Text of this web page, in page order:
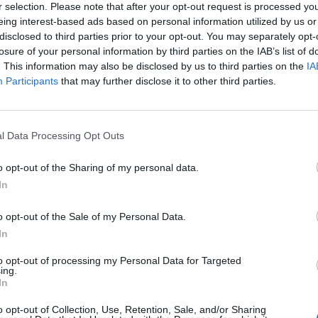
selection. Please note that after your opt-out request is processed
interest-based ads based on personal information utilized by us
to third parties prior to your opt-out. You may separately
of your personal information by third parties on the IAB’s list of
This information may also be disclosed by us to third parties on the
Participants that may further disclose it to other third parties.
Data Processing Opt Outs
opt-out of the Sharing of my personal data.
opt-out of the Sale of my Personal Data.
opt-out of processing my Personal Data for Targeted
opt-out of Collection, Use, Retention, Sale, and/or Sharing
(Outlook, Teams, OneDrive κ.λπ.)
Υποστήριξη και διαχείριση ιστοσελίδων σε
Καθημερινή διαχείριση social media και τακτική
την προβολή των εκπαιδευτικών δράσεων των
Απαραίτητα Προσόντα
Πτυχίο Πληροφορικής τριτοβάθμιας εκπαίδευσης
Καλή γνώση Microsoft 365
Βασικές γνώσεις δικτύων (TCP/IP, DNS, DHCP)
Εξοικείωση με εργαλεία Digital Marketing (Google
Επιθυμητά Προσόντα